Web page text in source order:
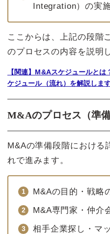
Integration）の実
ここからは、上記の段階
のプロセスの内容を説明
【関連】M&Aスケジュールと
ケジュール（流れ）を解説しま
M&Aのプロセス（準備
M&Aの準備段階における
れで進みます。
M&Aの目的・戦略
M&A専門家・仲介
相手企業探し・マ